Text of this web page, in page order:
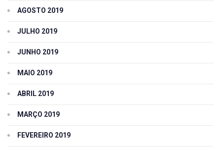
AGOSTO 2019
JULHO 2019
JUNHO 2019
MAIO 2019
ABRIL 2019
MARÇO 2019
FEVEREIRO 2019